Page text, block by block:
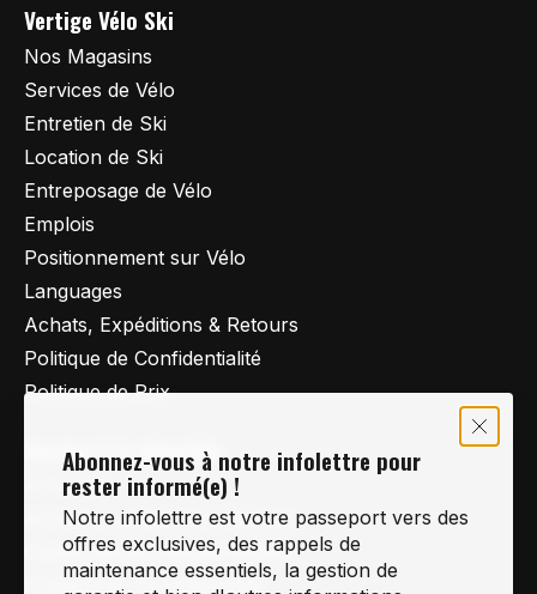
Vertige Vélo Ski
Nos Magasins
Services de Vélo
Entretien de Ski
Location de Ski
Entreposage de Vélo
Emplois
Positionnement sur Vélo
Languages
Achats, Expéditions & Retours
Politique de Confidentialité
Politique de Prix
Service à la clientèle
À Propos
Achats, Expéditions & Retours
Clause de Non-Responsabilité
Politique de Confidentialité
Abonnez-vous à notre infolettre pour
rester informé(e) !
Notre infolettre est votre passeport vers des
offres exclusives, des rappels de
maintenance essentiels, la gestion de